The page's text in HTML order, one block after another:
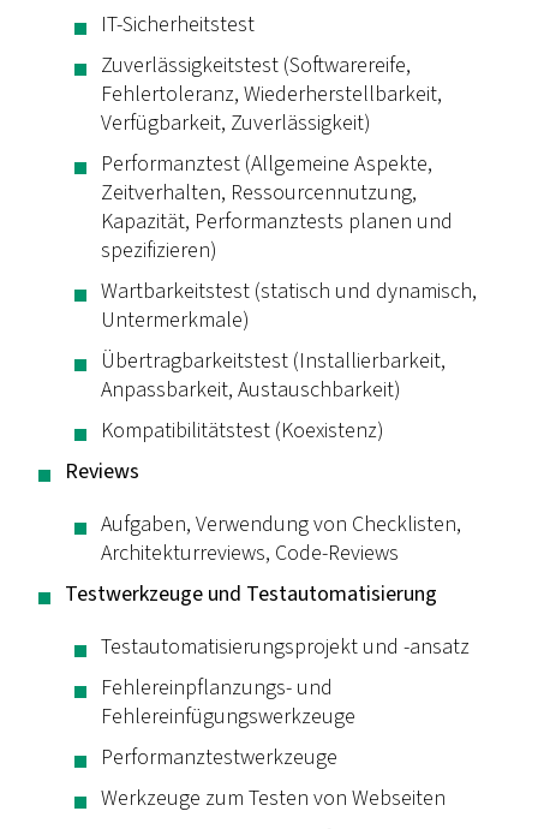
IT-Sicherheitstest
Zuverlässigkeitstest (Softwarereife,
Fehlertoleranz, Wiederherstellbarkeit,
Verfügbarkeit, Zuverlässigkeit)
Performanztest (Allgemeine Aspekte,
Zeitverhalten, Ressourcennutzung,
Kapazität, Performanztests planen und
spezifizieren)
Wartbarkeitstest (statisch und dynamisch,
Untermerkmale)
Übertragbarkeitstest (Installierbarkeit,
Anpassbarkeit, Austauschbarkeit)
Kompatibilitätstest (Koexistenz)
Reviews
Aufgaben, Verwendung von Checklisten,
Architekturreviews, Code-Reviews
Testwerkzeuge und Testautomatisierung
Testautomatisierungsprojekt und -ansatz
Fehlereinpflanzungs- und
Fehlereinfügungswerkzeuge
Performanztestwerkzeuge
Werkzeuge zum Testen von Webseiten